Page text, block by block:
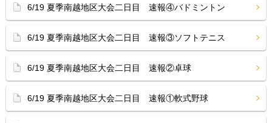
6/19 夏季南越地区大会二日目 速報④バドミントン
6/19 夏季南越地区大会二日目 速報③ソフトテニス
6/19 夏季南越地区大会二日目 速報②卓球
6/19 夏季南越地区大会二日目 速報①軟式野球